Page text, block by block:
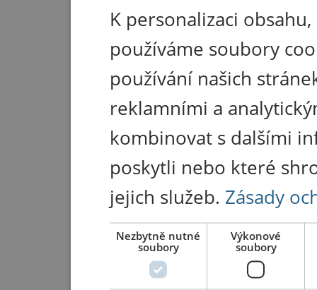
K personalizaci
používáme soubory
používání našich
reklamními a
kombinovat s dalšími
poskytli nebo které
jejich služeb. Zásady
Nezbytně nutné
soubory
Výkonové
soubory